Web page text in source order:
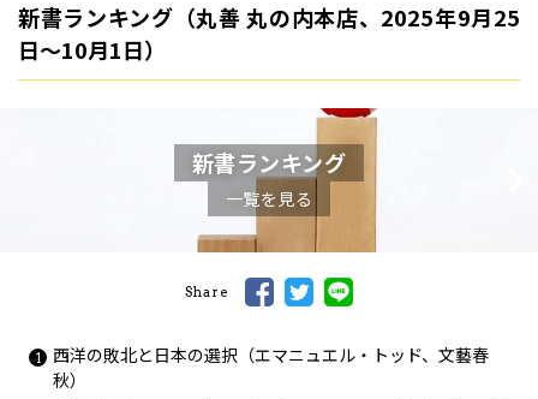
新書ランキング（丸善 丸の内本店、2025年9月25
日～10月1日）
新書ランキング
一覧を見る
Share
西洋の敗北と日本の選択（エマニュエル・トッド、文藝春
秋）